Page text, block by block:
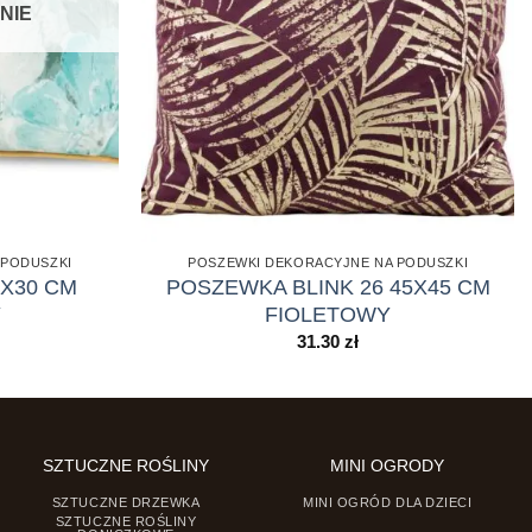
CM
POSZEWKI DEKORACYJNE NA PODUSZKI
POSZEWKA BLINK 26 45X45 CM
FIOLETOWY
31.30zł
SZTUCZNE ROŚLINY
SZTUCZNE DRZEWKA
SZTUCZNE ROŚLINY
MINI OGRODY
MINI OGRÓD DLA DZIECI